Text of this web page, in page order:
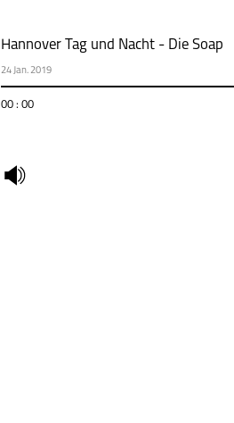
Hannover Tag und Nacht - Die Soap
24 Jan. 2019
00 : 00